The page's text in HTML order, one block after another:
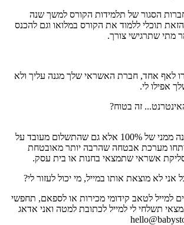
הסגור של תלמידות הקורס למשך שנה
תוכלי ללמוד את הקורס במלואו וגם להכנס
מתי שתרגישי צורך.
לאף אחד, חברת האשראי שלך מגנה עליך ולא
אפילו לי.
זה בטוח?
100% אלא
גם שהתשלום מעובד על
אשראי שתמצאי בחנות או בית עסק.
לא מוצאת אותו במייל, מי יכול לעזור לי?
למייל לטאב קידומי מכירות או לספאם, תחפשי
תשלחי לי למייל לכתובת למטה ואני אדאג